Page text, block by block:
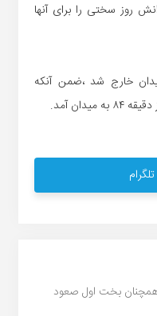
روز سختی را برای آنها
خارج شد ،ضمن آنکه
آمد.
بخت اول صعود